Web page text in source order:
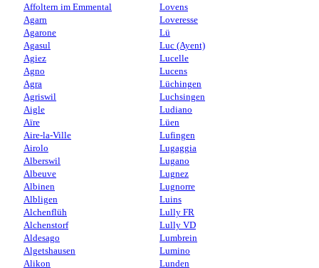
Affoltern im Emmental
Agarn
Agarone
Agasul
Agiez
Agno
Agra
Agriswil
Aigle
Aïre
Aire-la-Ville
Airolo
Alberswil
Albeuve
Albinen
Albligen
Alchenflüh
Alchenstorf
Aldesago
Algetshausen
Alikon
Lovens
Loveresse
Lü
Luc (Ayent)
Lucelle
Lucens
Lüchingen
Luchsingen
Ludiano
Lüen
Lufingen
Lugaggia
Lugano
Lugnez
Lugnorre
Luins
Lully FR
Lully VD
Lumbrein
Lumino
Lunden